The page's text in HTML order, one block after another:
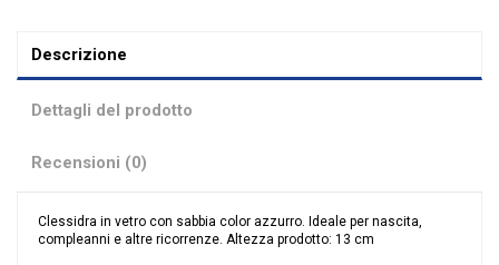
Descrizione
Dettagli del prodotto
Recensioni (0)
Clessidra in vetro con sabbia color azzurro. Ideale per nascita,
compleanni e altre ricorrenze. Altezza prodotto: 13 cm